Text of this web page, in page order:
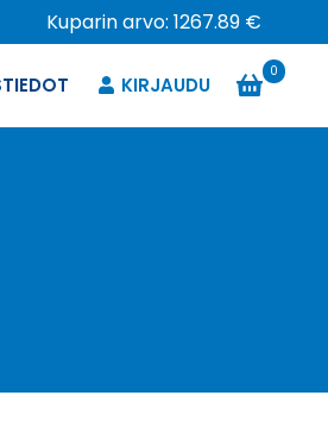
Kuparin arvo: 1267.89 €
KIRJAUDU
0